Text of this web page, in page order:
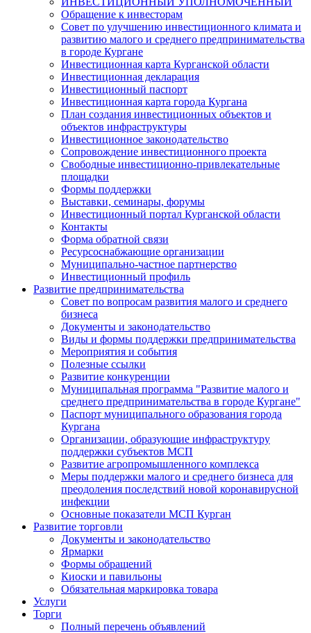
Обращение к инвесторам
Совет по улучшению инвестиционного климата и
развитию малого и среднего предпринимательства
в городе Кургане
Инвестиционная карта Курганской области
Инвестиционная декларация
Инвестиционный паспорт
Инвестиционная карта города Кургана
План создания инвестиционных объектов и
объектов инфраструктуры
Инвестиционное законодательство
Сопровождение инвестиционного проекта
Свободные инвестиционно-привлекательные
площадки
Формы поддержки
Выставки, семинары, форумы
Инвестиционный портал Курганской области
Контакты
Форма обратной связи
Ресурсоснабжающие организации
Муниципально-частное партнерство
Инвестиционный профиль
Развитие предпринимательства
Совет по вопросам развития малого и среднего
бизнеса
Документы и законодательство
Виды и формы поддержки предпринимательства
Мероприятия и события
Полезные ссылки
Развитие конкуренции
Муниципальная программа "Развитие малого и
среднего предпринимательства в городе Кургане"
Паспорт муниципального образования города
Кургана
Организации, образующие инфраструктуру
поддержки субъектов МСП
Развитие агропромышленного комплекса
Меры поддержки малого и среднего бизнеса для
преодоления последствий новой коронавирусной
инфекции
Основные показатели МСП Курган
Развитие торговли
Документы и законодательство
Ярмарки
Формы обращений
Киоски и павильоны
Обязательная маркировка товара
Услуги
Торги
Полный перечень объявлений